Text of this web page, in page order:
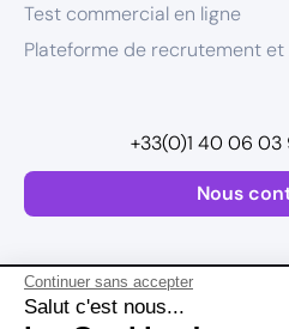
Continuer sans accepter
Salut c'est nous...
Test commercial en ligne
Plateforme de recrutement et
Nous
+33(0)1 40 06 03